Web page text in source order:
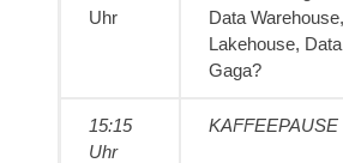
Uhr
Data
Lakehouse,
Gaga?
15:15
Uhr
KAFFEEPAUSE